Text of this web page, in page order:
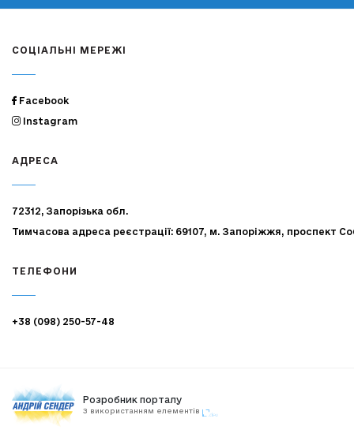
СОЦІАЛЬНІ МЕРЕЖІ
Facebook
Instagram
АДРЕСА
72312, Запорізька обл.
Тимчасова адреса реєстрації: 69107, м. Запоріжжя, проспект
ТЕЛЕФОНИ
+38 (098) 250-57-48
Розробник порталу
З використанням елементів